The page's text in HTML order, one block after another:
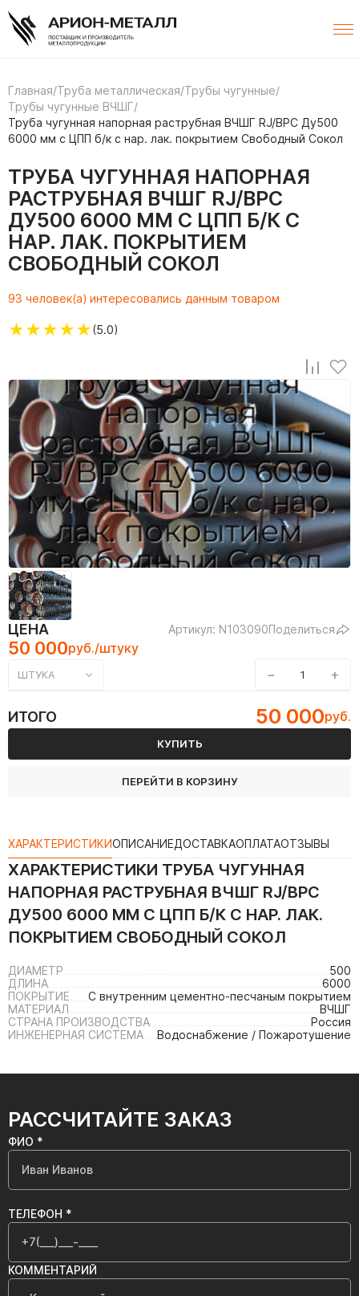
Главная/Труба металлическая/Трубы чугунные/
Трубы чугунные ВЧШГ/
Труба чугунная напорная раструбная ВЧШГ RJ/ВРС Ду500
6000 мм с ЦПП б/к с нар. лак. покрытием Свободный Сокол
ТРУБА ЧУГУННАЯ НАПОРНАЯ
РАСТРУБНАЯ ВЧШГ RJ/ВРС
ДУ500 6000 ММ С ЦПП Б/К С
НАР. ЛАК. ПОКРЫТИЕМ
СВОБОДНЫЙ СОКОЛ
93 человек(а) интересовались данным товаром
★★★★★(5.0)
ЦЕНА Артикул: N103090Поделиться
50 000руб./штуку
ШТУКА − +
ИТОГО 50 000руб.
КУПИТЬ
ПЕРЕЙТИ В КОРЗИНУ
ХАРАКТЕРИСТИКИОПИСАНИЕДОСТАВКАОПЛАТАОТЗЫВЫ
ХАРАКТЕРИСТИКИ ТРУБА ЧУГУННАЯ
НАПОРНАЯ РАСТРУБНАЯ ВЧШГ RJ/ВРС
ДУ500 6000 ММ С ЦПП Б/К С НАР. ЛАК.
ПОКРЫТИЕМ СВОБОДНЫЙ СОКОЛ
ДИАМЕТР
500
ДЛИНА
6000
ПОКРЫТИЕ
С внутренним цементно-песчаным покрытием
МАТЕРИАЛ
ВЧШГ
СТРАНА ПРОИЗВОДСТВА
Россия
ИНЖЕНЕРНАЯ СИСТЕМА
Водоснабжение / Пожаротушение
РАССЧИТАЙТЕ ЗАКАЗ
ФИО *
ТЕЛЕФОН *
КОММЕНТАРИЙ